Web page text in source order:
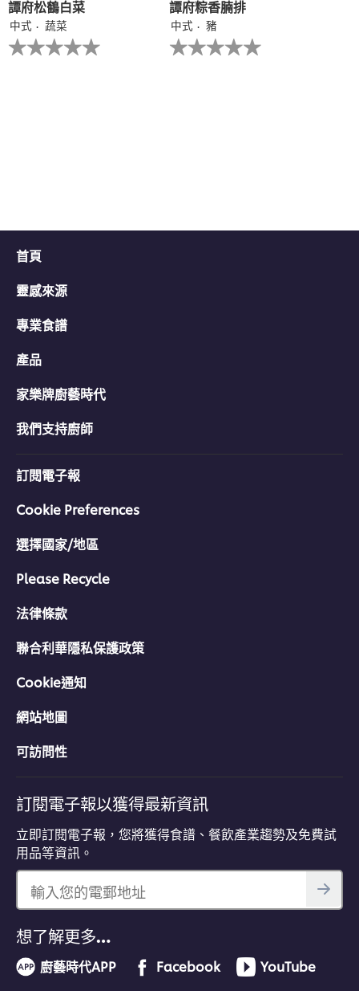
譚府松鶴白菜
中式
蔬菜
没
有
譚府粽香腩排
中式
豬
没
有
首頁
靈感來源
專業食譜
產品
家樂牌廚藝時代
我們支持廚師
訂閱電子報
Cookie Preferences
選擇國家/地區
Please Recycle
法律條款
聯合利華隱私保護政策
Cookie通知
網站地圖
可訪問性
訂閱電子報以獲得最新資訊
立即訂閱電子報，您將獲得食譜、餐飲產業趨勢及免費試
用品等資訊。
輸入您的電郵地址
想了解更多…
廚藝時代APP Facebook YouTube